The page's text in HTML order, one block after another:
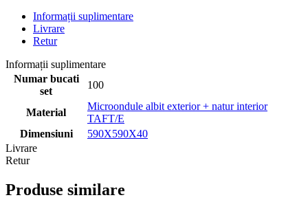
Informații suplimentare
Livrare
Retur
Informații suplimentare
Numar bucati
set
100
Material
Microondule albit exterior + natur interior
TAFT/E
Dimensiuni
590X590X40
Livrare
Retur
Produse similare